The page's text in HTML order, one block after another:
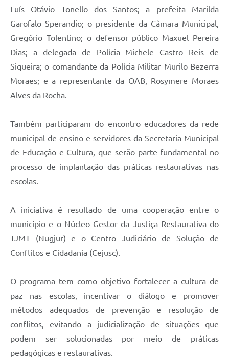
Luís Otávio Tonello dos Santos; a prefeita Marilda
Garofalo Sperandio; o presidente da Câmara Municipal,
Gregório Tolentino; o defensor público Maxuel Pereira
Dias; a delegada de Polícia Michele Castro Reis de
Siqueira; o comandante da Polícia Militar Murilo Bezerra
Moraes; e a representante da OAB, Rosymere Moraes
Alves da Rocha.
Também participaram do encontro educadores da rede
municipal de ensino e servidores da Secretaria Municipal
de Educação e Cultura, que serão parte fundamental no
processo de implantação das práticas restaurativas nas
escolas.
A iniciativa é resultado de uma cooperação entre o
município e o Núcleo Gestor da Justiça Restaurativa do
TJMT (Nugjur) e o Centro Judiciário de Solução de
Conflitos e Cidadania (Cejusc).
O programa tem como objetivo fortalecer a cultura de
paz nas escolas, incentivar o diálogo e promover
métodos adequados de prevenção e resolução de
conflitos, evitando a judicialização de situações que
podem ser solucionadas por meio de práticas
pedagógicas e restaurativas.